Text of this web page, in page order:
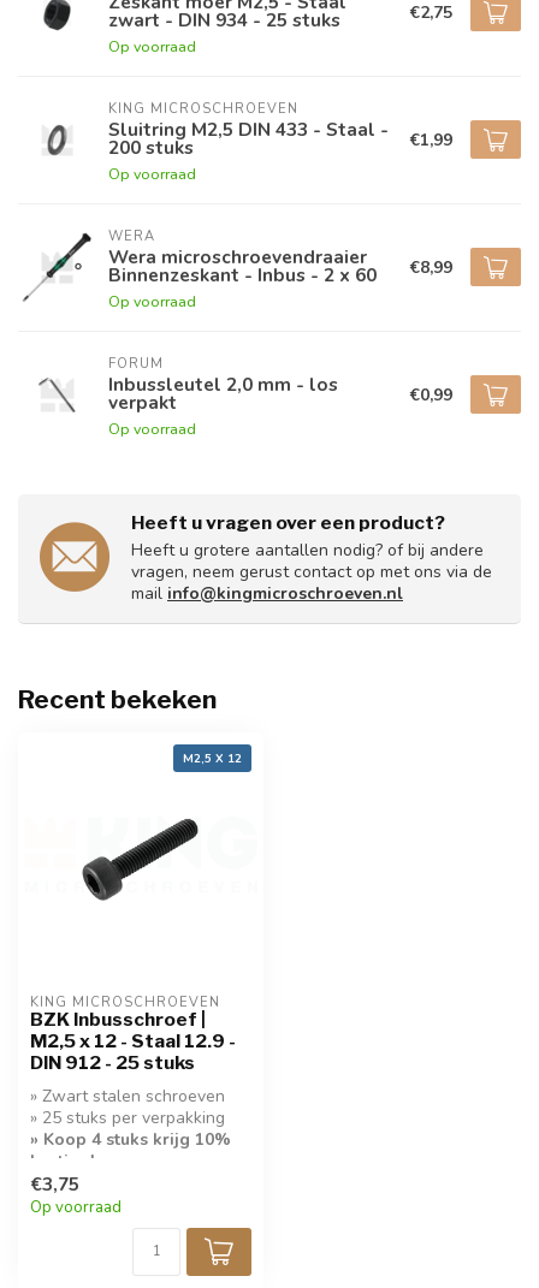
zwart - DIN 934 - 25 stuks
Op voorraad
€2,75
KING MICROSCHROEVEN
Sluitring M2,5 DIN 433 - Staal -
200 stuks
Op voorraad
€1,99
WERA
Wera microschroevendraaier
Binnenzeskant - Inbus - 2 x 60
Op voorraad
€8,99
FORUM
Inbussleutel 2,0 mm - los
verpakt
Op voorraad
€0,99
Heeft u vragen over een product?
Heeft u grotere aantallen nodig? of bij andere
vragen, neem gerust contact op met ons via de
mail info@kingmicroschroeven.nl
Recent bekeken
M2,5 X 12
KING MICROSCHROEVEN
BZK Inbusschroef |
M2,5 x 12 - Staal 12.9 -
DIN 912 - 25 stuks
» Zwart stalen schroeven
» 25 stuks per verpakking
» Koop 4 stuks krijg 10%
korting!
€3,75
Op voorraad